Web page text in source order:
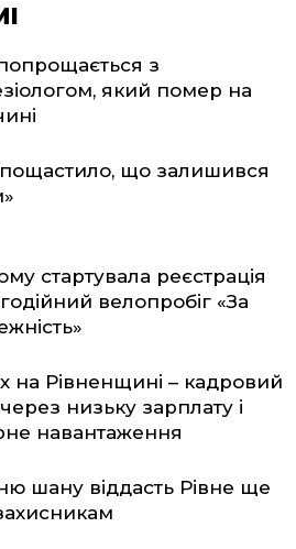
з
який помер на
що залишився
стартувала реєстрація
велопробіг «За
на Рівненщині – кадровий
низьку зарплату і
навантаження
шану віддасть Рівне ще